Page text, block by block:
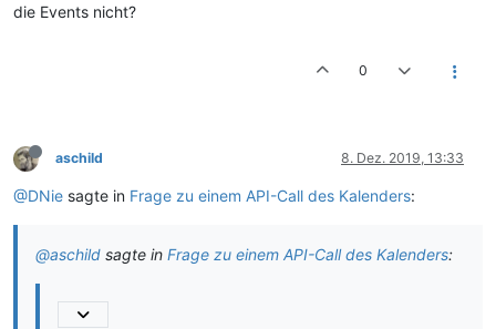
die Events nicht?
0
aschild 8. Dez. 2019, 13:33
@DNie sagte in Frage zu einem API-Call des Kalenders:
@aschild sagte in Frage zu einem API-Call des Kalenders: